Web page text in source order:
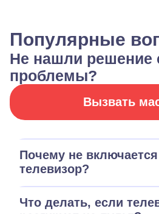
Популярные
Не нашли решение
проблемы?
Вызвать
Почему не включается
телевизор?
Что делать, если